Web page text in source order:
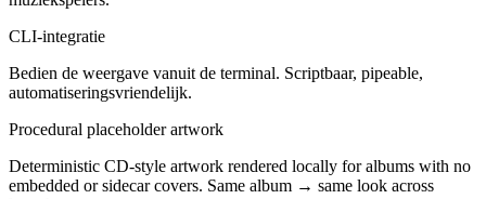
CLI-integratie
Bedien de weergave vanuit de terminal. Scriptbaar, pipeable,
automatiseringsvriendelijk.
Procedural placeholder artwork
Deterministic CD-style artwork rendered locally for albums with no
embedded or sidecar covers. Same album → same look across